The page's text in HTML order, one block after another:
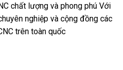
chất lượng và phong phú Với
nghiệp và cộng đồng các
trên toàn quốc